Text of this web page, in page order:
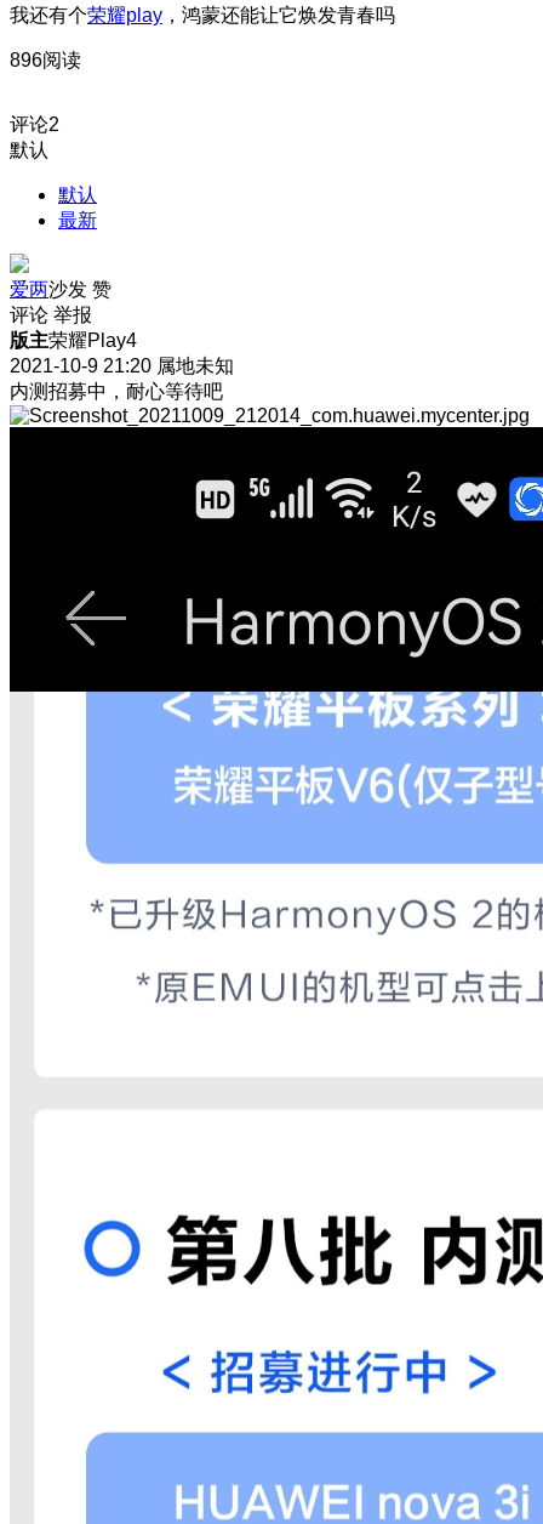
我还有个荣耀play ，鸿蒙还能让它焕发青春吗
896阅读
评论2
默认
默认
最新
爱两沙发 赞
评论 举报
版主荣耀Play4
2021-10-9 21:20 属地未知
内测招募中，耐心等待吧